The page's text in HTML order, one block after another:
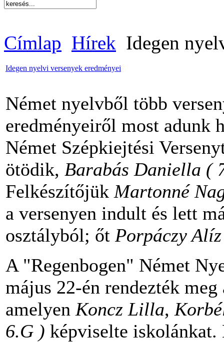
Címlap Hírek Idegen
Idegen nyelvi versenyek eredményei
Német nyelvből több
eredményeiről most adunk
Német Szépkiejtési
ötödik, Barabás Daniella (
Felkészítőjük Martonné
a versenyen indult és lett
osztályból; őt Porpáczy Alíz
A "Regenbogen" Német
május 22-én rendezték
amelyen Koncz Lilla,
6.G ) képviselte